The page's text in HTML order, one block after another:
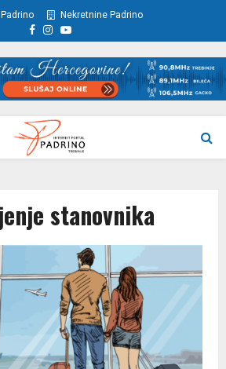
Nekretnine Padrino
Facebook
Instagram
Youtube
stanovnika